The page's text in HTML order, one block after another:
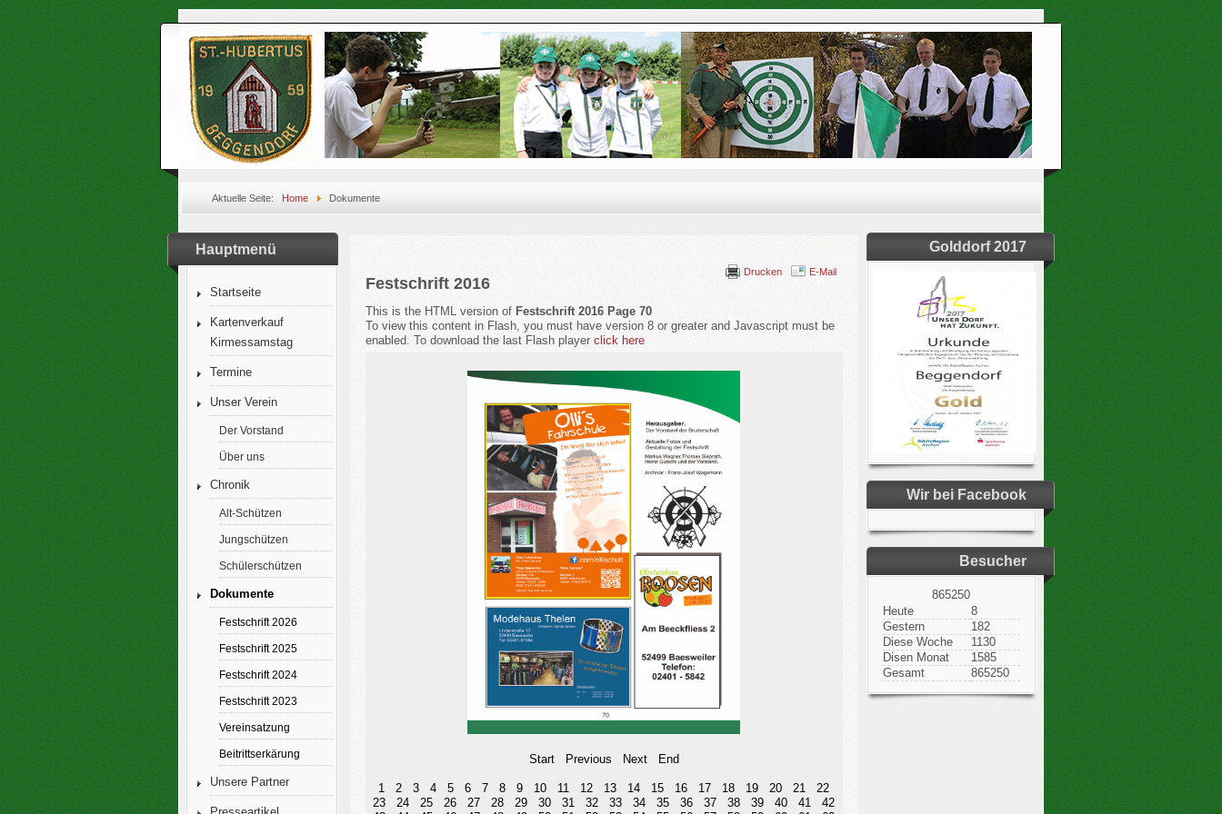
Aktuelle Seite: Home Dokumente
Hauptmenü
Startseite
Kartenverkauf
Kirmessamstag
Termine
Unser Verein
Der Vorstand
Über uns
Chronik
Alt-Schützen
Jungschützen
Schülerschützen
Dokumente
Festschrift 2026
Festschrift 2025
Festschrift 2024
Festschrift 2023
Vereinsatzung
Beitrittserkärung
Unsere Partner
Drucken E-Mail
Festschrift 2016
This is the HTML version of Festschrift 2016 Page 70
To view this content in Flash, you must have version 8 or greater and Javascript must be
enabled. To download the last Flash player click here
Start Previous Next End
1 2 3 4 5 6 7 8 9 10 11 12 13 14 15 16 17 18 19 20 21
22
23
24 25 26 27 28 29 30 31 32 33 34 35 36 37 38 39 40 41
42
Golddorf 2017
Wir bei Facebook
Besucher
865250
Heute
8
Gestern
182
Diese Woche
1130
Disen Monat
1585
Gesamt
865250